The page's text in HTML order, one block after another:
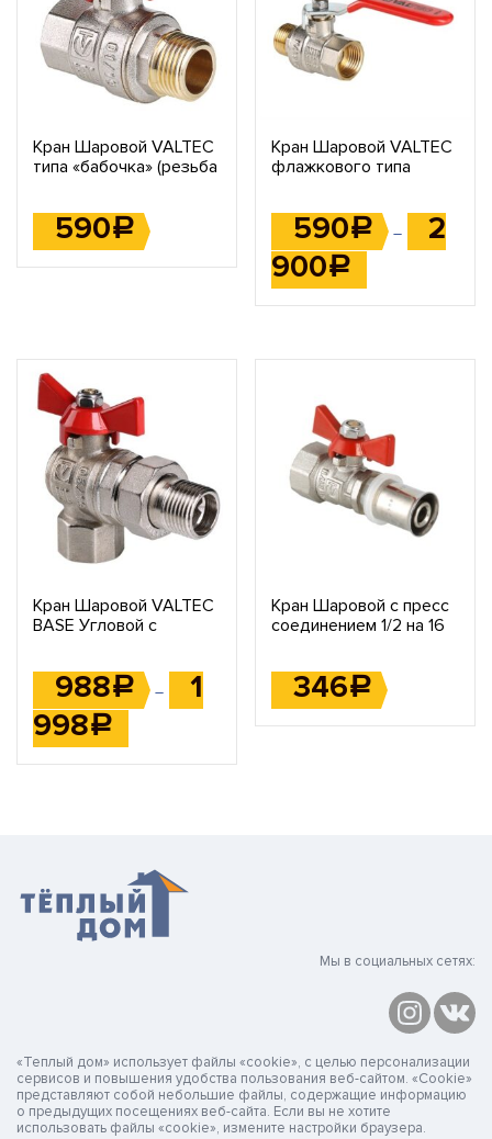
Кран Шаровой VALTEC
типа «бабочка» (резьба
590Р
Кран Шаровой VALTEC
флажкового типа
590Р –
2
900Р
Кран Шаровой VALTEC
BASE Угловой с
988Р –
1
998Р
Кран Шаровой c пресс
соединением 1/2 на 16
346Р
Мы в социальных сетях:
«Теплый дом» использует файлы «cookie», с целью персонализации
сервисов и повышения удобства пользования веб-сайтом. «Cookie»
представляют собой небольшие файлы, содержащие информацию
о предыдущих посещениях веб-сайта. Если вы не хотите
использовать файлы «cookie», измените настройки браузера.